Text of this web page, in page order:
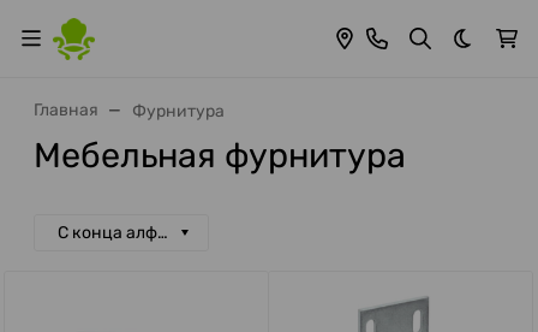
Темная
Главная Фурнитура
Мебельная фурнитура
С конца алфавита